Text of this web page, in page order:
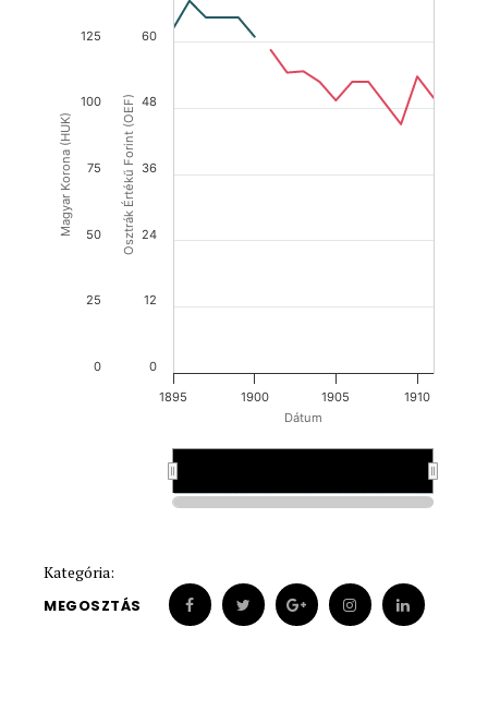
Dátum
Osztrák Értékű Forint (OEF)
Magyar Korona (HUK)
1895 1900 1905 1910
0
12
24
36
48
60
0
25
50
75
100
125
Kategória:
MEGOSZTÁS